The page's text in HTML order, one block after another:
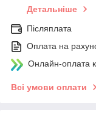
Детальніше
Післяплата
Оплата на
Онлайн-оплата
Всі умови оплати